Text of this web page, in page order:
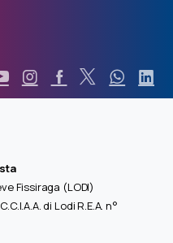
Fissiraga (LODI)
di Lodi R.E.A. n°